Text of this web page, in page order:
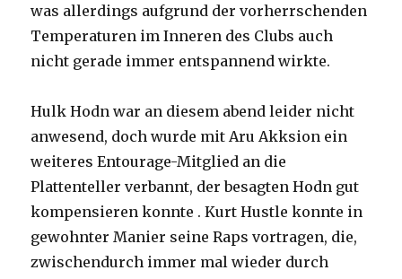
was allerdings aufgrund der vorherrschenden
Temperaturen im Inneren des Clubs auch
nicht gerade immer entspannend wirkte.
Hulk Hodn war an diesem abend leider nicht
anwesend, doch wurde mit Aru Akksion ein
weiteres Entourage-Mitglied an die
Plattenteller verbannt, der besagten Hodn gut
kompensieren konnte . Kurt Hustle konnte in
gewohnter Manier seine Raps vortragen, die,
zwischendurch immer mal wieder durch